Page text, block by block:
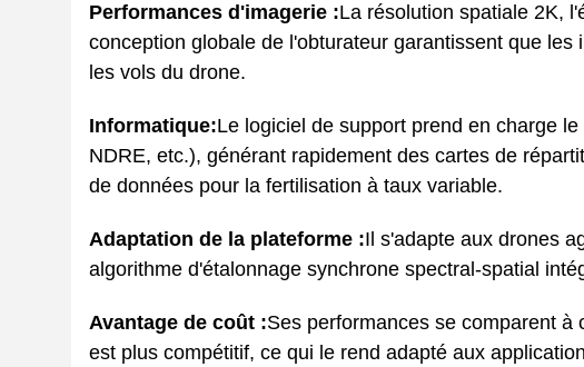
Performances d'imagerie :La résolution spatiale 2K,
conception globale de l'obturateur garantissent que
les vols du drone.
Informatique:Le logiciel de support prend en charge
NDRE, etc.), générant rapidement des cartes de
de données pour la fertilisation à taux variable.
Adaptation de la plateforme :Il s'adapte aux drones
algorithme d'étalonnage synchrone spectral-spatial
Avantage de coût :Ses performances se comparent
est plus compétitif, ce qui le rend adapté aux